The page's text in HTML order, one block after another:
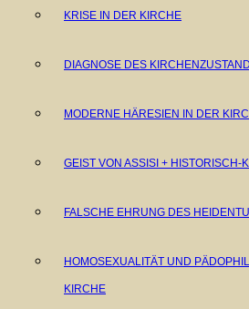
KRISE IN DER KIRCHE
DIAGNOSE DES
MODERNE HÄRESIEN IN DER
GEIST VON ASSISI + HISTORISCH-
FALSCHE EHRUNG DES
HOMOSEXUALITÄT UND
KIRCHE